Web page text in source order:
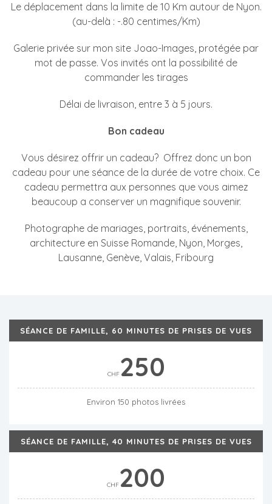
Le déplacement dans la limite de 10 Km autour de Nyon.
(au-delà : -.80 centimes/Km)
Galerie privée sur mon site Joao-Images, protégée par
mot de passe. Vos invités ont la possibilité de
commander les tirages
Délai de livraison, entre 3 à 5 jours.
Bon cadeau
Vous désirez offrir un cadeau? Offrez donc un bon
cadeau pour une séance de la durée de votre choix. Ce
cadeau permettra aux personnes que vous aimez
beaucoup a conserver un magnifique souvenir.
Photographe de mariages, portraits, événements,
architecture en Suisse Romande, Nyon, Morges,
Lausanne, Genève, Valais, Fribourg
SÉANCE DE FAMILLE, 60 MINUTES DE PRISES DE VUES
CHF250
Environ 150 photos livrées
SÉANCE DE FAMILLE, 40 MINUTES DE PRISES DE VUES
CHF200